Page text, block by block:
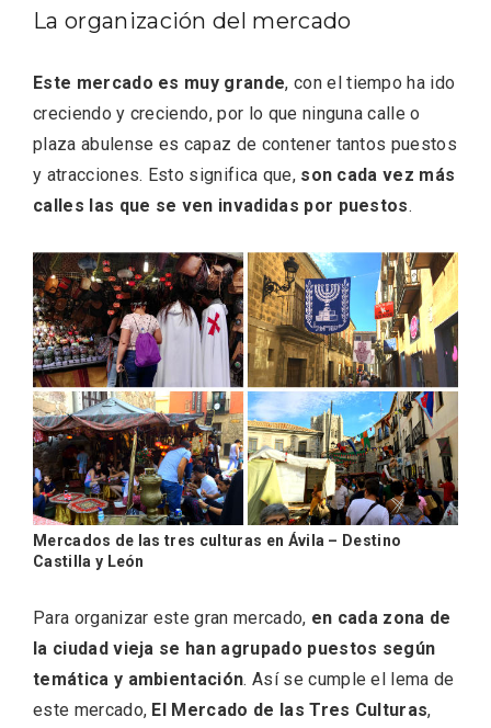
La organización del mercado
Este mercado es muy grande, con el tiempo ha ido
creciendo y creciendo, por lo que ninguna calle o
plaza abulense es capaz de contener tantos puestos
y atracciones. Esto significa que, son cada vez más
calles las que se ven invadidas por puestos.
Mercados de las tres culturas en Ávila – Destino
Castilla y León
Para organizar este gran mercado, en cada zona de
la ciudad vieja se han agrupado puestos según
temática y ambientación. Así se cumple el lema de
este mercado, El Mercado de las Tres Culturas,
El Cronicón de Oña sale a la calle
Conciertos gratuitos del coro Wetherby
Preparatory School en Ávila y Salamanca